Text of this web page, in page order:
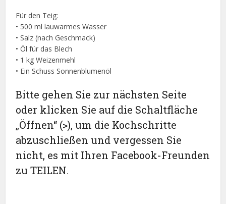
Für den Teig:
• 500 ml lauwarmes Wasser
• Salz (nach Geschmack)
• Öl für das Blech
• 1 kg Weizenmehl
• Ein Schuss Sonnenblumenöl
Bitte gehen Sie zur nächsten Seite
oder klicken Sie auf die Schaltfläche
„Öffnen“ (>), um die Kochschritte
abzuschließen und vergessen Sie
nicht, es mit Ihren Facebook-Freunden
zu TEILEN.